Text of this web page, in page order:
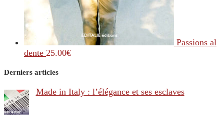
Passions al
dente 25.00€
Derniers articles
Made in Italy : l’élégance et ses esclaves